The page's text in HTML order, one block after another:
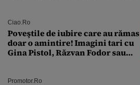
îmi salvez viața”
Ciao.ro
Poveştile de iubire care au rămas
doar o amintire! Imagini tari cu
Gina Pistol, Răzvan Fodor sau
Promotor.ro